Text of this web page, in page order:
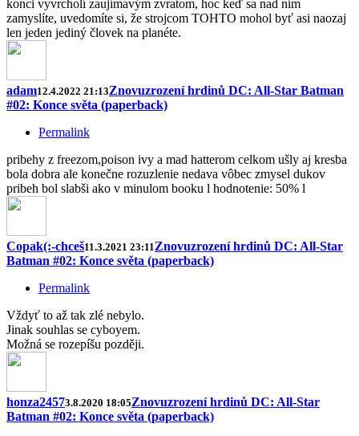
konci vyvrcholí zaujímavým zvratom, hoc keď sa nad ním
zamyslíte, uvedomíte si, že strojcom TOHTO mohol byť asi naozaj
len jeden jediný človek na planéte.
adam12.4.2022 21:13Znovuzrození hrdinů DC: All-Star Batman
#02: Konce světa (paperback)
Permalink
pribehy z freezom,poison ivy a mad hatterom celkom ušly aj kresba
bola dobra ale konečne rozuzlenie nedava vôbec zmysel dukov
pribeh bol slabši ako v minulom booku l hodnotenie: 50% l
Copak(:-chceš11.3.2021 23:11Znovuzrození hrdinů DC: All-Star
Batman #02: Konce světa (paperback)
Permalink
Vždyť to až tak zlé nebylo.
Jinak souhlas se cyboyem.
Možná se rozepíšu později.
honza24573.8.2020 18:05Znovuzrození hrdinů DC: All-Star
Batman #02: Konce světa (paperback)